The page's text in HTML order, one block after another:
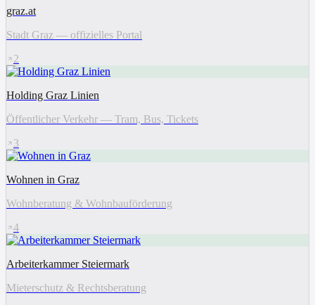
graz.at
Stadt Graz — offizielles Portal
2
Holding Graz Linien
Öffentlicher Verkehr — Tram, Bus, Tickets
3
Wohnen in Graz
Wohnberatung & Wohnbauförderung
4
Arbeiterkammer Steiermark
Mieterschutz & Rechtsberatung